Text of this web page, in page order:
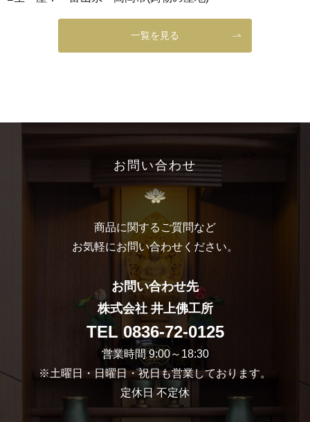
一覧を見る
お問い合わせ
商品に関するご質問など
お気軽にお問い合わせください。
お問い合わせ先
株式会社 井上佛工所
TEL 0836-72-0125
営業時間 9:00～18:30
※土曜日・日曜日・祝日も営業しております。
定休日 不定休